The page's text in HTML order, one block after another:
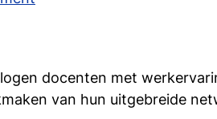
docenten met
van hun uitgebreide